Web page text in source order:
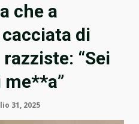
che a
di
“Sei
31, 2025